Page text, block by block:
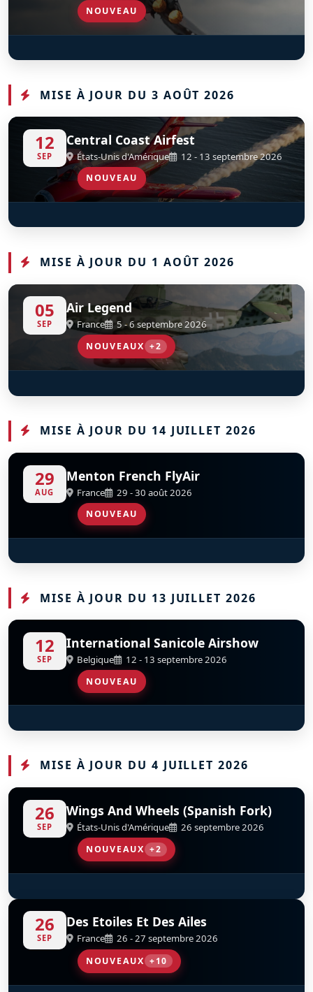
NOUVEAU
D
OV-10B Bronco
MISE À JOUR DU 3 AOÛT 2026
12
SEP
Central Coast Airfest
États-Unis d'Amérique 12 - 13 septembre 2026
NOUVEAU
D
T33 Ace Maker II
MISE À JOUR DU 1 AOÛT 2026
05
SEP
Air Legend
France 5 - 6 septembre 2026
NOUVEAUX +2
S D
CAUDRON – RENAULT C.460 RAFALE S D
MIG‑17 - 1611
MISE À JOUR DU 14 JUILLET 2026
29
AUG
Menton French FlyAir
France 29 - 30 août 2026
NOUVEAU
D
Patrouille De France
MISE À JOUR DU 13 JUILLET 2026
12
SEP
International Sanicole Airshow
Belgique 12 - 13 septembre 2026
NOUVEAU
D
F-86 Sabre
MISE À JOUR DU 4 JUILLET 2026
26
SEP
Wings And Wheels (Spanish Fork)
États-Unis d'Amérique 26 septembre 2026
NOUVEAUX +2
D
B-17G Flying Fortress
N9323Z
D
Douglas A-26C Invader 'Million Airess'
N26BP
26
SEP
Des Etoiles Et Des Ailes
France 26 - 27 septembre 2026
NOUVEAUX +10